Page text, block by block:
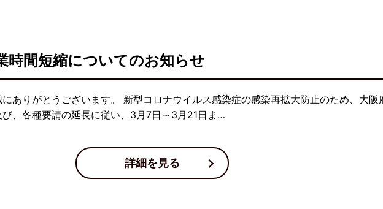
間短縮についてのお知らせ
ありがとうございます。 新型コロナウイルス感染症の感染再拡大防止のため、大阪
び、各種要請の延長に従い、3月7日～3月21日ま…
詳細を見る